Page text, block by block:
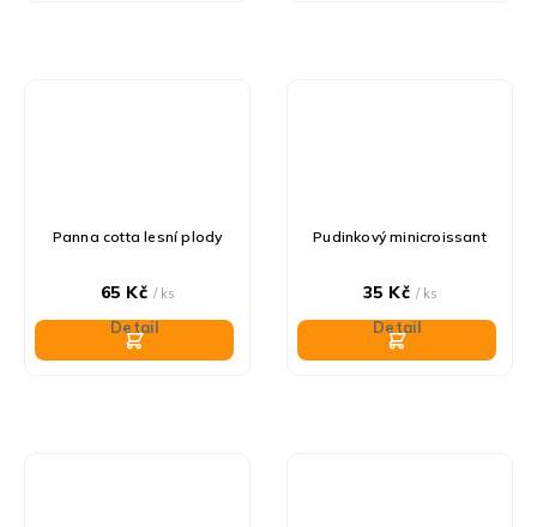
Panna cotta lesní plody
65 Kč / ks
Detail
Pudinkový minicroissant
35 Kč / ks
Detail